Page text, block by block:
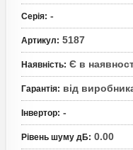
Серія: -
Артикул: 5187
Наявність: Є в
Гарантія: від
Інвертор: -
Рівень шуму дБ: 0.00